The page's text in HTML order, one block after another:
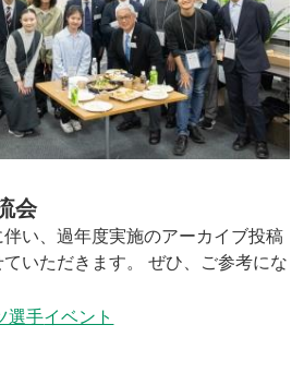
会
伴い、過年度実施のアーカイブ投稿
いただきます。 ぜひ、ご参考にな
選手イベント